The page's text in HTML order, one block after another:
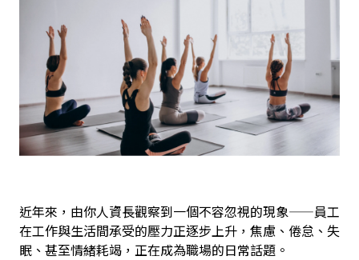
近年來，由你人資長觀察到一個不容忽視的現象——員工
在工作與生活間承受的壓力正逐步上升，焦慮、倦怠、失
眠、甚至情緒耗竭，正在成為職場的日常話題。